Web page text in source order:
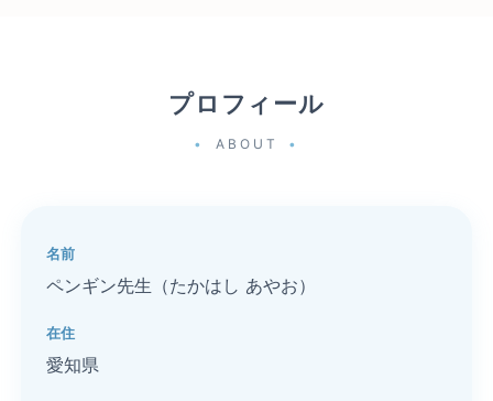
プロフィール
ABOUT
名前
ペンギン先生（たかはし あやお）
在住
愛知県